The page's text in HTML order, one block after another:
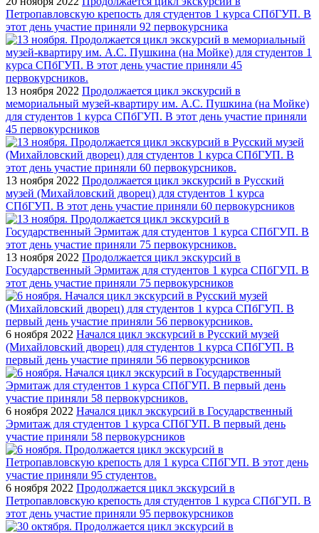
Петропавловскую крепость для студентов 1 курса СПбГУП. В
этот день участие приняли 92 первокурсника
13 ноября 2022 Продолжается цикл экскурсий в
мемориальный музей-квартиру им. А.С. Пушкина (на Мойке)
для студентов 1 курса СПбГУП. В этот день участие приняли
45 первокурсников
13 ноября 2022 Продолжается цикл экскурсий в Русский
музей (Михайловский дворец) для студентов 1 курса
СПбГУП. В этот день участие приняли 60 первокурсников
13 ноября 2022 Продолжается цикл экскурсий в
Государственный Эрмитаж для студентов 1 курса СПбГУП. В
этот день участие приняли 75 первокурсников
6 ноября 2022 Начался цикл экскурсий в Русский музей
(Михайловский дворец) для студентов 1 курса СПбГУП. В
первый день участие приняли 56 первокурсников
6 ноября 2022 Начался цикл экскурсий в Государственный
Эрмитаж для студентов 1 курса СПбГУП. В первый день
участие приняли 58 первокурсников
6 ноября 2022 Продолжается цикл экскурсий в
Петропавловскую крепость для студентов 1 курса СПбГУП. В
этот день участие приняли 95 первокурсников